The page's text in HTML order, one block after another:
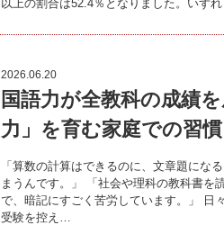
以上の割合は52.4％となりました。いず
2026.06.20
国語力が全教科の成績
力」を育む家庭での習慣
「算数の計算はできるのに、文章題にな
まうんです。」 「社会や理科の教科書を
で、暗記にすごく苦労しています。」 日
受験を控え…